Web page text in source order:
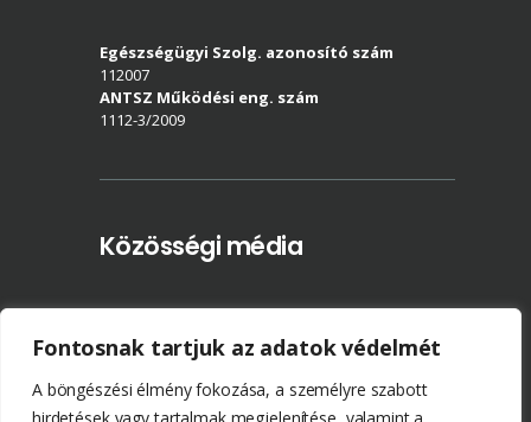
Fontosnak tartjuk az adatok védelmét
A böngészési élmény fokozása, a személyre szabott
Egészségügyi Szolg. azonosító szám
112007
ANTSZ Működési eng. szám
1112-3/2009
Közösségi média